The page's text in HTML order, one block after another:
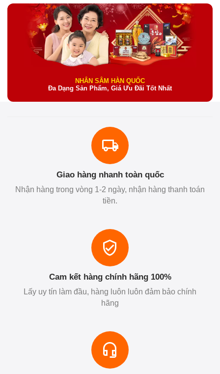
NHÂN SÂM HÀN QUỐC
Đa Dạng Sản Phẩm, Giá Ưu Đãi Tốt Nhất
Giao hàng nhanh toàn quốc
Nhận hàng trong vòng 1-2 ngày, nhận hàng thanh toán
tiền.
Cam kết hàng chính hãng 100%
Lấy uy tín làm đầu, hàng luôn luôn đảm bảo chính
hãng